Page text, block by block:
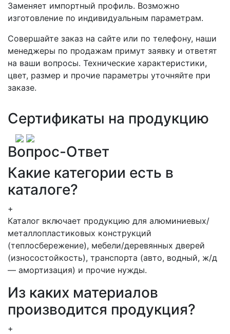
Заменяет импортный профиль. Возможно
изготовление по индивидуальным параметрам.
Совершайте заказ на сайте или по телефону, наши
менеджеры по продажам примут заявку и ответят
на ваши вопросы. Технические характеристики,
цвет, размер и прочие параметры уточняйте при
заказе.
Сертификаты на продукцию
Вопрос-Ответ
Какие категории есть в
каталоге?
+
Каталог включает продукцию для алюминиевых/
металлопластиковых конструкций
(теплосбережение), мебели/деревянных дверей
(износостойкость), транспорта (авто, водный, ж/д
— амортизация) и прочие нужды.
Из каких материалов
производится продукция?
+